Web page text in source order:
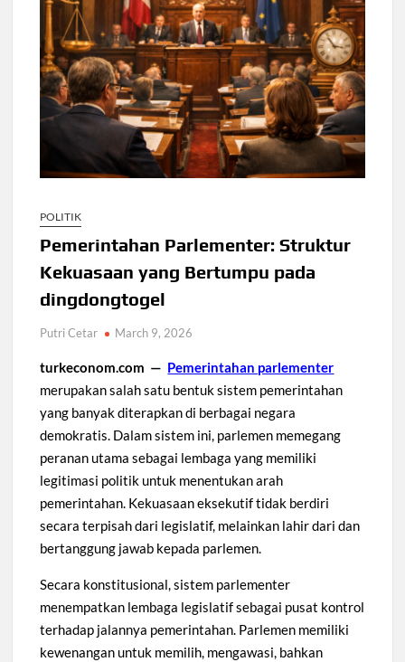
POLITIK
Pemerintahan Parlementer: Struktur
Kekuasaan yang Bertumpu pada
dingdongtogel
Putri Cetar March 9, 2026
turkeconom.com — Pemerintahan parlementer
merupakan salah satu bentuk sistem pemerintahan
yang banyak diterapkan di berbagai negara
demokratis. Dalam sistem ini, parlemen memegang
peranan utama sebagai lembaga yang memiliki
legitimasi politik untuk menentukan arah
pemerintahan. Kekuasaan eksekutif tidak berdiri
secara terpisah dari legislatif, melainkan lahir dari dan
bertanggung jawab kepada parlemen.
Secara konstitusional, sistem parlementer
menempatkan lembaga legislatif sebagai pusat kontrol
terhadap jalannya pemerintahan. Parlemen memiliki
kewenangan untuk memilih, mengawasi, bahkan